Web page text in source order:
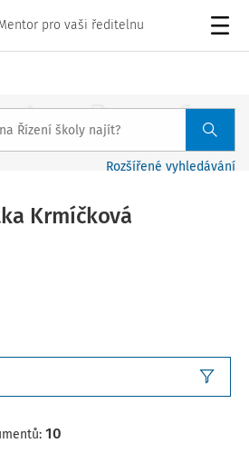
pro vaši ředitelnu
Rozšířené vyhledávání
Krmíčková
10